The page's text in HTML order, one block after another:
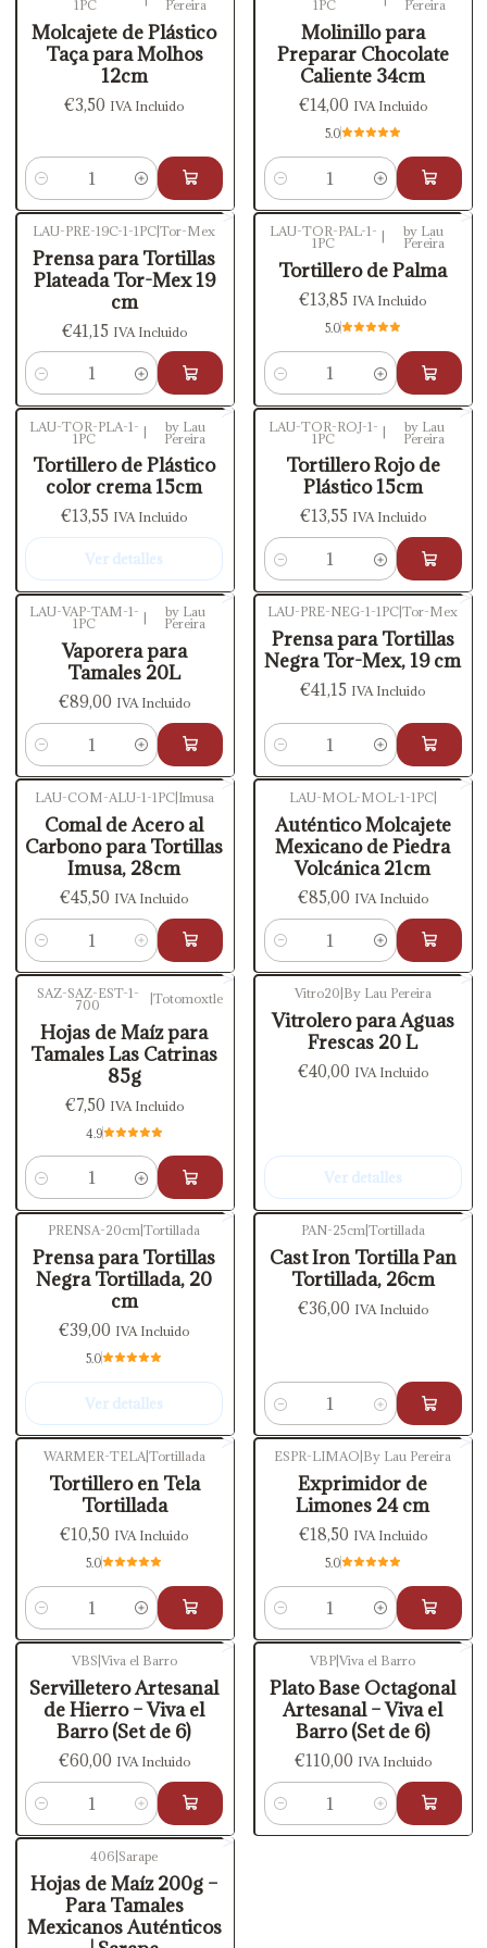
1PC Pereira
Molcajete de Plástico
Taça para Molhos
12cm
€3,50 IVA Incluido
Cantidad
1PC Pereira
Molinillo para
Preparar Chocolate
Caliente 34cm
€14,00 IVA Incluido
5.0
Cantidad
LAU-PRE-19C-1-1PC |Tor-Mex
Prensa para Tortillas
Plateada Tor-Mex 19
cm
€41,15 IVA Incluido
Cantidad
LAU-TOR-PAL-1-
1PC
by Lau
Pereira
Tortillero de Palma
€13,85 IVA Incluido
5.0
Cantidad
Agotado
LAU-TOR-PLA-1-
1PC
by Lau
Pereira
Tortillero de Plástico
color crema 15cm
€13,55 IVA Incluido
Ver detalles
LAU-TOR-ROJ-1-
1PC
by Lau
Pereira
Tortillero Rojo de
Plástico 15cm
€13,55 IVA Incluido
Cantidad
LAU-VAP-TAM-1-
1PC
by Lau
Pereira
Vaporera para
Tamales 20L
€89,00 IVA Incluido
Cantidad
LAU-PRE-NEG-1-1PC |Tor-Mex
Prensa para Tortillas
Negra Tor-Mex, 19 cm
€41,15 IVA Incluido
Cantidad
LAU-COM-ALU-1-1PC| Imusa
Comal de Acero al
Carbono para Tortillas
Imusa, 28cm
€45,50 IVA Incluido
Cantidad
LAU-MOL-MOL-1-1PC|
Auténtico Molcajete
Mexicano de Piedra
Volcánica 21cm
€85,00 IVA Incluido
Cantidad
SAZ-SAZ-EST-1-
700 |Totomoxtle
Hojas de Maíz para
Tamales Las Catrinas
85g
€7,50 IVA Incluido
4.9
Cantidad
Vitro20 By Lau Pereira
Vitrolero para Aguas
Frescas 20 L
€40,00 IVA Incluido
Ver detalles
PRENSA-20cm |Tortillada
Prensa para Tortillas
Negra Tortillada, 20
cm
€39,00 IVA Incluido
5.0
Ver detalles
PAN-25cm| Tortillada
Cast Iron Tortilla Pan
Tortillada, 26cm
€36,00 IVA Incluido
Cantidad
WARMER-TELA|Tortillada
Tortillero en Tela
Tortillada
€10,50 IVA Incluido
5.0
Cantidad
ESPR-LIMAO By Lau Pereira
Exprimidor de
Limones 24 cm
€18,50 IVA Incluido
5.0
Cantidad
VBS Viva el Barro
Servilletero Artesanal
de Hierro – Viva el
Barro (Set de 6)
€60,00 IVA Incluido
Cantidad
VBP |Viva el Barro
Plato Base Octagonal
Artesanal – Viva el
Barro (Set de 6)
€110,00 IVA Incluido
Cantidad
406|Sarape
Hojas de Maíz 200g –
Para Tamales
Mexicanos Auténticos